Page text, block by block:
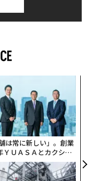
年に始まったパンデ
消費者動向は1年を
者は、日常的なニー
とめて行える大型
るようになりまし
先での買い物に変化
遠く離れられない消
は重要な買い物先と
の恩恵を受けて、回
舗は常に新しい」。創業
ＹＵＡＳＡとカクシン
尻望が語る、AIを超え
価値